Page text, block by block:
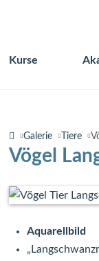
Navigation
Kurse
Galerie Tiere
Vögel
Aquarellbild